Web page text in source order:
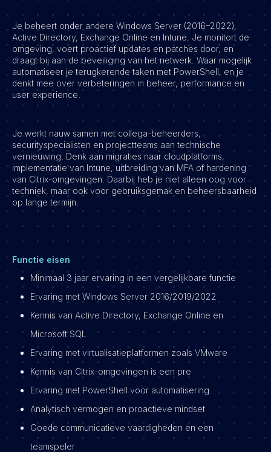
Je beheert onder andere Windows Server (2016–2022),
Active Directory, Exchange Online en Intune. Je monitort de
omgeving, voert proactief updates en patches door, en
draagt bij aan de beveiliging van het netwerk. Waar mogelijk
automatiseer je terugkerende taken met PowerShell, en je
denkt mee over verbeteringen in beheer, performance en
user experience.
Je werkt nauw samen met collega-beheerders,
securityspecialisten en projectteams aan technische
vernieuwing. Denk aan migraties naar cloudplatforms,
implementatie van Intune, uitbreiding van MFA of hardening
van Citrix-omgevingen. Daarbij heb je niet alleen oog voor
techniek, maar ook voor gebruiksgemak en beheersbaarheid
op lange termijn.
Functie eisen
Minimaal 3 jaar ervaring in een vergelijkbare functie
Ervaring met Windows Server 2016/2019/2022
Kennis van Active Directory, Exchange Online en
Microsoft SQL
Ervaring met virtualisatieplatformen zoals VMware
Kennis van Citrix-omgevingen is een pre
Ervaring met PowerShell voor automatisering
Analytisch vermogen en proactieve mindset
Goede communicatieve vaardigheden en een
teamspeler